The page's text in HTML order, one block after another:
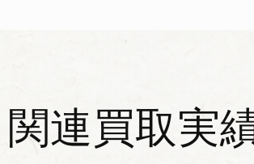
関連買取実